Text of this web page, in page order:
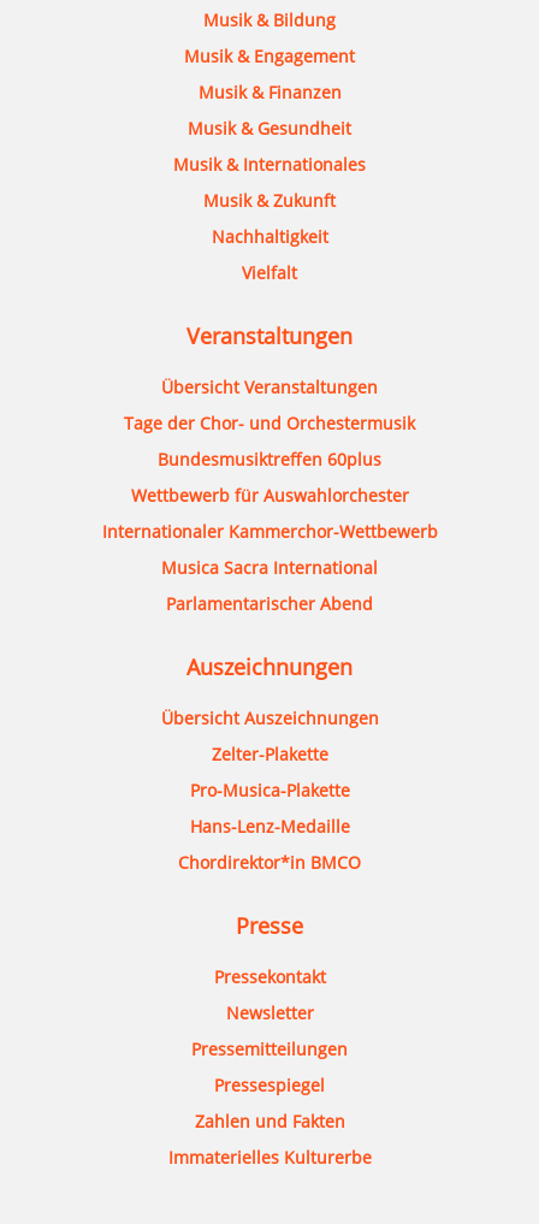
Musik & Bildung
Musik & Engagement
Musik & Finanzen
Musik & Gesundheit
Musik & Internationales
Musik & Zukunft
Nachhaltigkeit
Vielfalt
Veranstaltungen
Übersicht Veranstaltungen
Tage der Chor- und Orchestermusik
Bundesmusiktreffen 60plus
Wettbewerb für Auswahlorchester
Internationaler Kammerchor-Wettbewerb
Musica Sacra International
Parlamentarischer Abend
Auszeichnungen
Übersicht Auszeichnungen
Zelter-Plakette
Pro-Musica-Plakette
Hans-Lenz-Medaille
Chordirektor*in BMCO
Presse
Pressekontakt
Newsletter
Pressemitteilungen
Pressespiegel
Zahlen und Fakten
Immaterielles Kulturerbe